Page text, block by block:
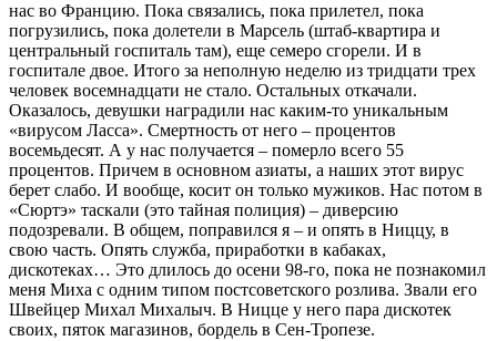
нас во Францию. Пока связались, пока прилетел, пока
погрузились, пока долетели в Марсель (штаб-квартира и
центральный госпиталь там), еще семеро сгорели. И в
госпитале двое. Итого за неполную неделю из тридцати трех
человек восемнадцати не стало. Остальных откачали.
Оказалось, девушки наградили нас каким-то уникальным
«вирусом Ласса». Смертность от него – процентов
восемьдесят. А у нас получается – померло всего 55
процентов. Причем в основном азиаты, а наших этот вирус
берет слабо. И вообще, косит он только мужиков. Нас потом в
«Сюртэ» таскали (это тайная полиция) – диверсию
подозревали. В общем, поправился я – и опять в Ниццу, в
свою часть. Опять служба, приработки в кабаках,
дискотеках… Это длилось до осени 98-го, пока не познакомил
меня Миха с одним типом постсоветского розлива. Звали его
Швейцер Михал Михалыч. В Ницце у него пара дискотек
своих, пяток магазинов, бордель в Сен-Тропезе.